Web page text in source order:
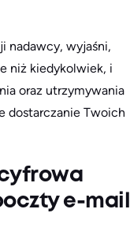
nadawcy, wyjaśni,
niż kiedykolwiek, i
oraz utrzymywania
dostarczanie Twoich
e-mail